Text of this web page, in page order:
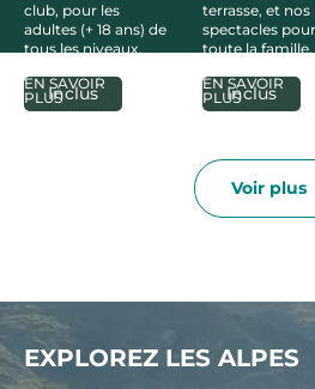
Inclus
club, pour les
adultes (+ 18 ans) de
tous les niveaux.
EN SAVOIR
PLUS
Inclus
terrasse, et nos
spectacles pour
toute la famille.
EN SAVOIR
PLUS
Voir plus
EXPLOREZ LES ALPES